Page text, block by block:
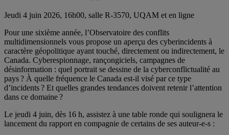
Jeudi 4 juin 2026, 16h00, salle R-3570, UQAM et en ligne
Pour une sixième année, l’Observatoire des conflits
multidimensionnels vous propose un aperçu des cyberincidents à
caractère géopolitique ayant touché, directement ou indirectement, le
Canada. Cyberespionnage, rançongiciels, campagnes de
désinformation : quel portrait se dessine de la cyberconflictualité au
pays ? À quelle fréquence le Canada est-il visé par ce type
d’incidents ? Et quelles grandes tendances doivent retenir l’attention
dans ce domaine ?
Le jeudi 4 juin, dès 16 h, assistez à une table ronde qui soulignera le
lancement du rapport en compagnie de certains de ses auteur-e-s :